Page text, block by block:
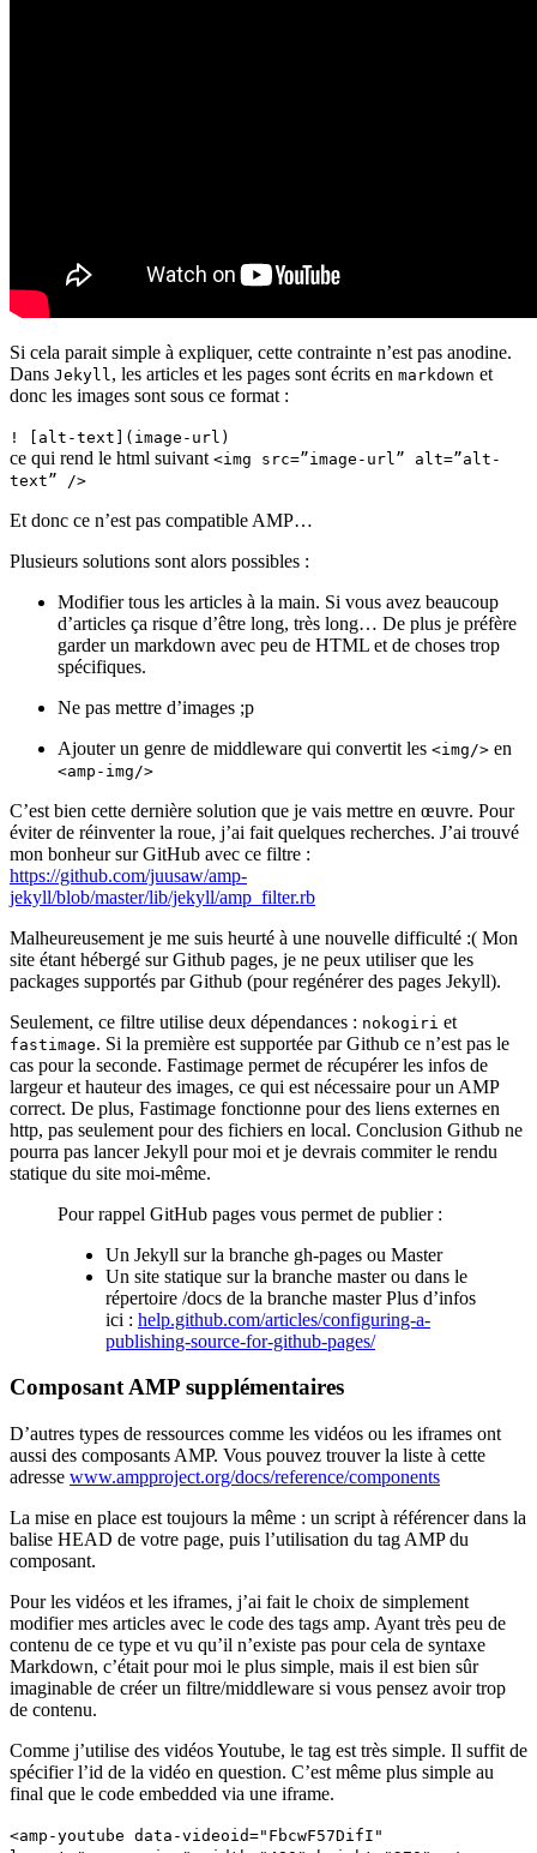
Si cela parait simple à expliquer, cette contrainte n’est pas anodine.
Dans Jekyll , les articles et les pages sont écrits en markdown et
donc les images sont sous ce format :
! [alt-text](image-url)
ce qui rend le html suivant <img src=”image-url” alt=”alt-
text” />
Et donc ce n’est pas compatible AMP…
Plusieurs solutions sont alors possibles :
Modifier tous les articles à la main. Si vous avez beaucoup
d’articles ça risque d’être long, très long… De plus je préfère
garder un markdown avec peu de HTML et de choses trop
spécifiques.
Ne pas mettre d’images ;p
Ajouter un genre de middleware qui convertit les <img/> en
<amp-img/>
C’est bien cette dernière solution que je vais mettre en œuvre. Pour
éviter de réinventer la roue, j’ai fait quelques recherches. J’ai trouvé
mon bonheur sur GitHub avec ce filtre :
https://github.com/juusaw/amp-
jekyll/blob/master/lib/jekyll/amp_filter.rb
Malheureusement je me suis heurté à une nouvelle difficulté :( Mon
site étant hébergé sur Github pages, je ne peux utiliser que les
packages supportés par Github (pour regénérer des pages Jekyll).
Seulement, ce filtre utilise deux dépendances : nokogiri et
fastimage. Si la première est supportée par Github ce n’est pas le
cas pour la seconde. Fastimage permet de récupérer les infos de
largeur et hauteur des images, ce qui est nécessaire pour un AMP
correct. De plus, Fastimage fonctionne pour des liens externes en
http, pas seulement pour des fichiers en local. Conclusion Github ne
pourra pas lancer Jekyll pour moi et je devrais commiter le rendu
statique du site moi-même.
Pour rappel GitHub pages vous permet de publier :
Un Jekyll sur la branche gh-pages ou Master
Un site statique sur la branche master ou dans le
répertoire /docs de la branche master Plus d’infos
ici : help.github.com/articles/configuring-a-
publishing-source-for-github-pages/
Composant AMP supplémentaires
D’autres types de ressources comme les vidéos ou les iframes ont
aussi des composants AMP. Vous pouvez trouver la liste à cette
adresse www.ampproject.org/docs/reference/components
La mise en place est toujours la même : un script à référencer dans la
balise HEAD de votre page, puis l’utilisation du tag AMP du
composant.
Pour les vidéos et les iframes, j’ai fait le choix de simplement
modifier mes articles avec le code des tags amp. Ayant très peu de
contenu de ce type et vu qu’il n’existe pas pour cela de syntaxe
Markdown, c’était pour moi le plus simple, mais il est bien sûr
imaginable de créer un filtre/middleware si vous pensez avoir trop
de contenu.
Comme j’utilise des vidéos Youtube, le tag est très simple. Il suffit de
spécifier l’id de la vidéo en question. C’est même plus simple au
final que le code embedded via une iframe.
<amp-youtube data-videoid="FbcwF57DifI"